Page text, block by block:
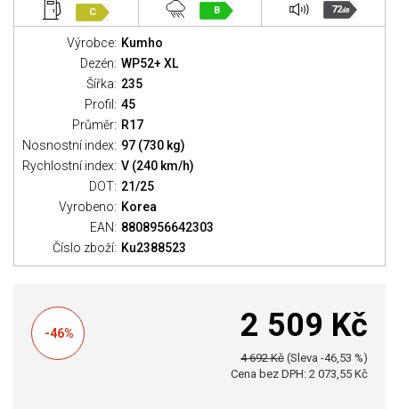
C B 72dB
Výrobce: Kumho
Dezén: WP52+ XL
Šířka: 235
Profil: 45
Průměr: R17
Nosnostní index: 97 (730 kg)
Rychlostní index: V (240 km/h)
DOT: 21/25
Vyrobeno: Korea
EAN: 8808956642303
Číslo zboží: Ku2388523
-46% 2 509 Kč
4 692 Kč (Sleva -46,53 %)
Cena bez DPH: 2 073,55 Kč